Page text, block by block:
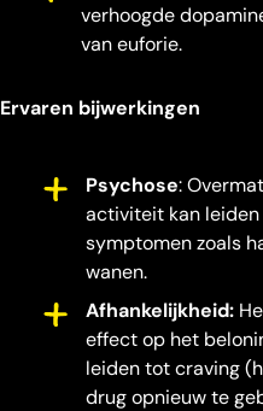
verhoogde
van euforie.
Ervaren bijwerkingen
Psychose:
activiteit kan
symptomen zoals
wanen.
Afhankelijkheid:
effect op het
leiden tot craving
drug opnieuw te